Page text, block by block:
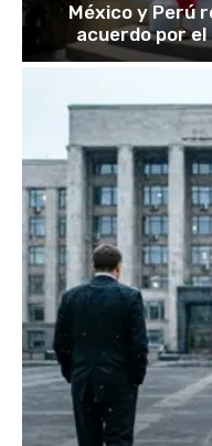
México y Perú
acuerdo por el